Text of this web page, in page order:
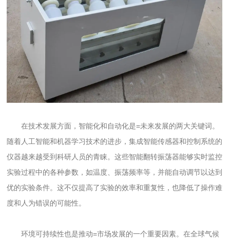
在技术发展方面，智能化和自动化是=未来发展的两大关键词。
随着人工智能和机器学习技术的进步，集成智能传感器和控制系统的
仪器越来越受到科研人员的青睐。这些智能翻转振荡器能够实时监控
实验过程中的各种参数，如温度、振荡频率等，并能自动调节以达到
优的实验条件。这不仅提高了实验的效率和重复性，也降低了操作难
度和人为错误的可能性。
环境可持续性也是推动=市场发展的一个重要因素。在全球气候